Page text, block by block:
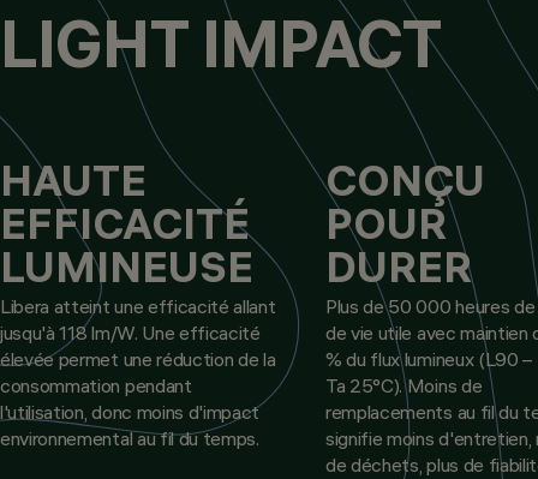
LIGHT IMPACT
HAUTE
EFFICACITÉ
LUMINEUSE
Libera atteint une efficacité allant
jusqu'à 118 lm/W. Une efficacité
élevée permet une réduction de la
consommation pendant
l'utilisation, donc moins d'impact
environnemental au fil du temps.
CONÇU
POUR
DURER
Plus de 50 000 heures
de vie utile avec maintien
% du flux lumineux (L90 –
Ta 25°C). Moins de
remplacements au fil du
signifie moins d'entretien,
de déchets, plus de